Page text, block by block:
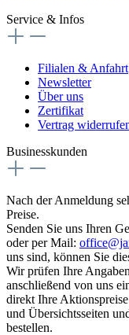
Service & Infos
Filialen & Anfahrt
Newsletter
Über uns
Zertifikat
Vertrag
Businesskunden
Nach der Anmeldung
Preise.
Senden Sie uns Ihren
oder per Mail:
uns sind, können Sie
Wir prüfen Ihre
anschließend von uns
direkt Ihre
und Übersichtsseiten
bestellen.